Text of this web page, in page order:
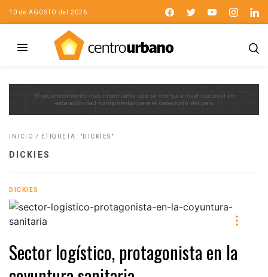
10 de AGOSTO del 2026
INICIO / ETIQUETA: "DICKIES"
DICKIES
DICKIES
Sector logístico, protagonista en la